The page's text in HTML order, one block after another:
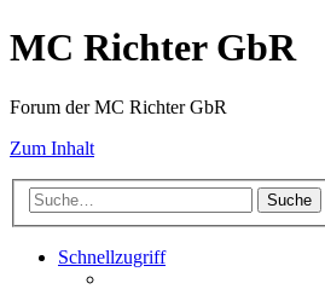
MC Richter GbR
Forum der MC Richter GbR
Zum Inhalt
Suche
Schnellzugriff